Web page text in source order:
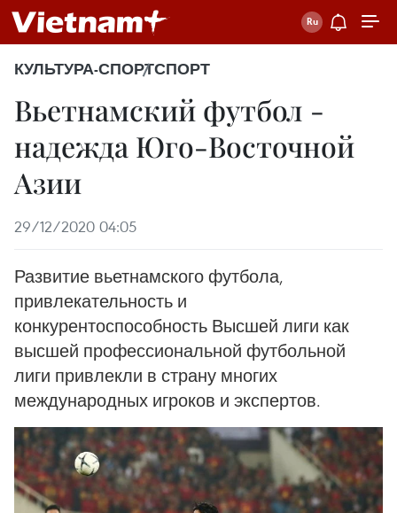
КУЛЬТУРА-СПОРТСПОРТ
Вьетнамский футбол -
надежда Юго-Восточной
Азии
29/12/2020 04:05
Развитие вьетнамского футбола,
привлекательность и
конкурентоспособность Высшей лиги как
высшей профессиональной футбольной
лиги привлекли в страну многих
международных игроков и экспертов.